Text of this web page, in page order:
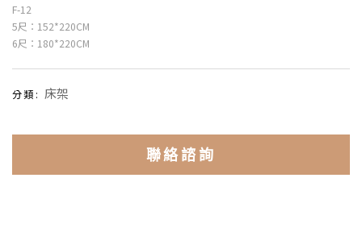
F-12
5尺：152*220CM
6尺：180*220CM
分類: 床架
聯絡諮詢